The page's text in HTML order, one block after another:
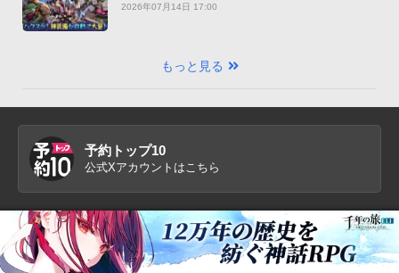
神装備』【最新作PICKUP】
2026年07月14日 17:00
もっと見る
予約トップ10
公式Xアカウントはこちら